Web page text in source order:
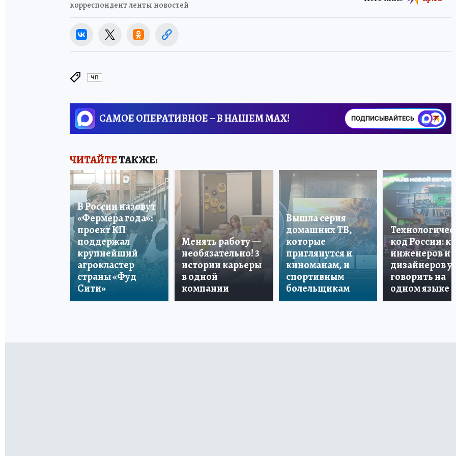
корреспондент ленты новостей
ЧП
САМОЕ ОПЕРАТИВНОЕ – В НАШЕМ MAX! ПОДПИСЫВАЙТЕСЬ
ЧИТАЙТЕТАКЖЕ:
В России назовут
«Фермера года»:
проект КП
поддержал
крупнейший
агрокластер
страны «Фуд
Сити»
Менять работу —
необязательно! 3
истории карьеры
в одной
компании
Вышла серия
домашних ТВ,
которые
приглянутся и
киноманам, и
спортивным
болельщикам
код России: как
инженеров и
дизайнеров
говорить на
одном языке